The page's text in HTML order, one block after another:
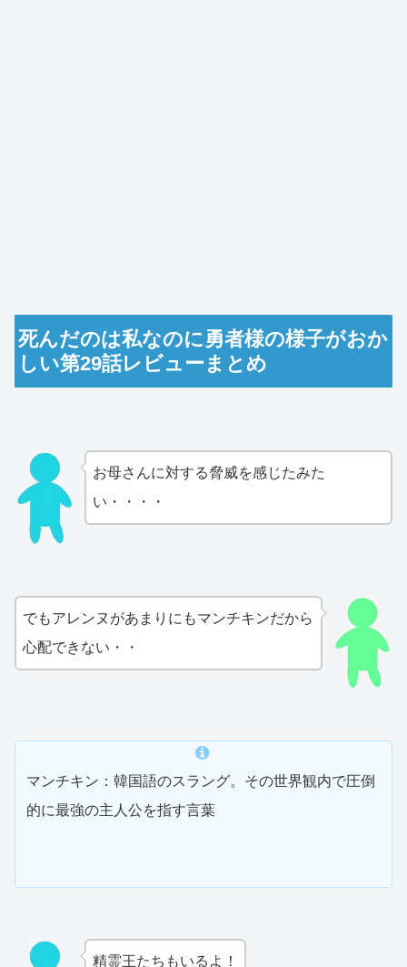
死んだのは私なのに勇者様の様子がおか
しい第29話レビューまとめ
お母さんに対する脅威を感じたみた
い・・・・
でもアレンヌがあまりにもマンチキンだから
心配できない・・
マンチキン：韓国語のスラング。その世界観内で圧倒
的に最強の主人公を指す言葉
精霊王たちもいるよ！